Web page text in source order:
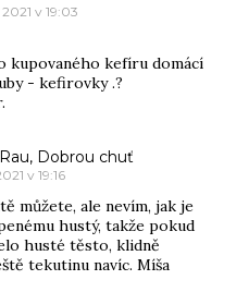
v 19:03
kupovaného kefíru domácí
- kefirovky .?
Dobrou chuť
v 19:16
můžete, ale nevím, jak je
hustý, takže pokud
husté těsto, klidně
tekutinu navíc. Míša